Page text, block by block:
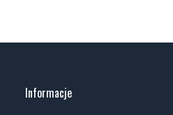
Informacje
Kontakt